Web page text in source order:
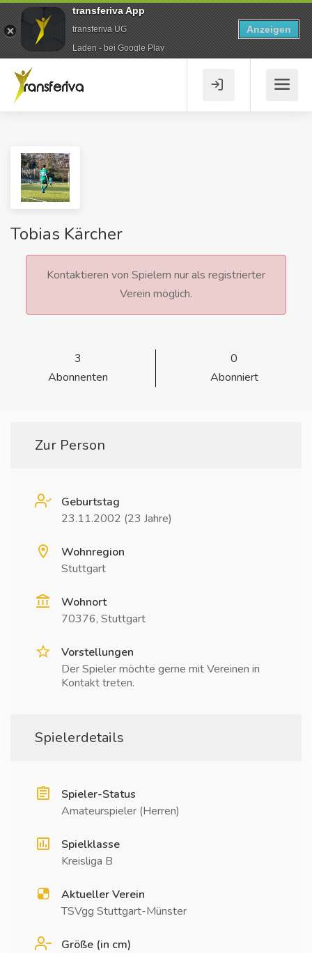
Tobias Kärcher
Kontaktieren von Spielern nur als registrierter
Verein möglich.
3
Abonnenten
0
Abonniert
Zur Person
Geburtstag
23.11.2002 (23 Jahre)
Wohnregion
Stuttgart
Wohnort
70376, Stuttgart
Vorstellungen
Der Spieler möchte gerne mit Vereinen in
Kontakt treten.
Spielerdetails
Spieler-Status
Amateurspieler (Herren)
Spielklasse
Kreisliga B
Aktueller Verein
TSVgg Stuttgart-Münster
Größe (in cm)
transferiva App
transferiva UG
Laden - bei Google Play
Anzeigen